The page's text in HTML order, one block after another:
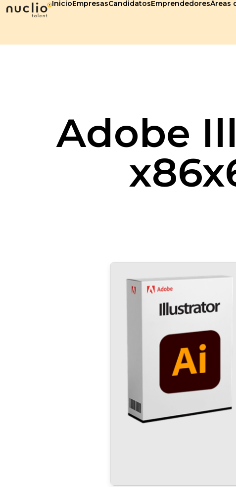
InicioEmpresasCandidatosEmprendedoresÁreas
Adobe